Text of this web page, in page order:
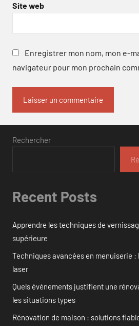
Site web
Enregistrer mon nom, mon e-
navigateur pour mon prochain
Rechercher
Recent Posts
Apprendre les techniques de
supérieure
Techniques avancées en menuiserie :
laser
Quels événements justifient une
les situations types
Rénovation de maison : solutions